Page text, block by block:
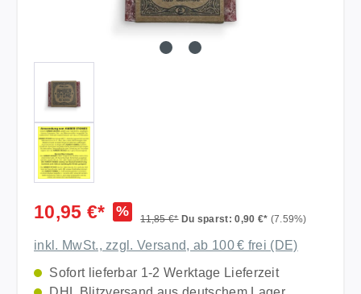
10,95 €* % 11,85 €* Du sparst: 0,90 €* (7.59%)
inkl. MwSt., zzgl. Versand, ab 100 € frei (DE)
Sofort lieferbar 1-2 Werktage Lieferzeit